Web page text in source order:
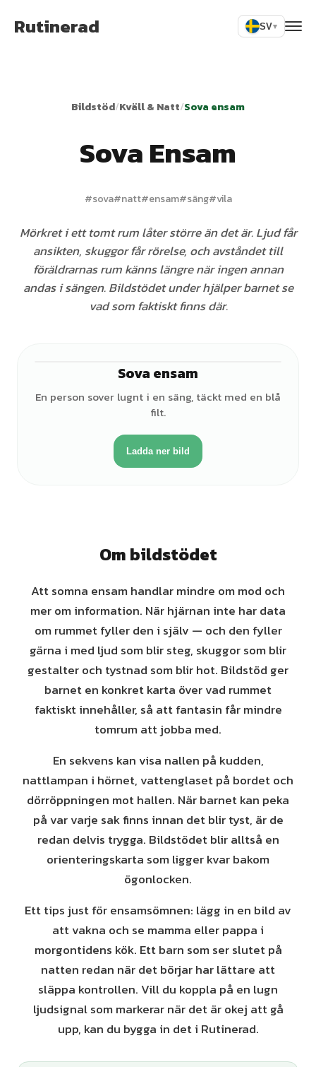
Rutinerad SV▾
Bildstöd/Kväll & Natt/Sova ensam
Sova Ensam
#sova#natt#ensam#säng#vila
Mörkret i ett tomt rum låter större än det är. Ljud får
ansikten, skuggor får rörelse, och avståndet till
föräldrarnas rum känns längre när ingen annan
andas i sängen. Bildstödet under hjälper barnet se
vad som faktiskt finns där.
Sova ensam
En person sover lugnt i en säng, täckt med en blå
filt.
Ladda ner bild
Om bildstödet
Att somna ensam handlar mindre om mod och
mer om information. När hjärnan inte har data
om rummet fyller den i själv — och den fyller
gärna i med ljud som blir steg, skuggor som blir
gestalter och tystnad som blir hot. Bildstöd ger
barnet en konkret karta över vad rummet
faktiskt innehåller, så att fantasin får mindre
tomrum att jobba med.
En sekvens kan visa nallen på kudden,
nattlampan i hörnet, vattenglaset på bordet och
dörröppningen mot hallen. När barnet kan peka
på var varje sak finns innan det blir tyst, är de
redan delvis trygga. Bildstödet blir alltså en
orienteringskarta som ligger kvar bakom
ögonlocken.
Ett tips just för ensamsömnen: lägg in en bild av
att vakna och se mamma eller pappa i
morgontidens kök. Ett barn som ser slutet på
natten redan när det börjar har lättare att
släppa kontrollen. Vill du koppla på en lugn
ljudsignal som markerar när det är okej att gå
upp, kan du bygga in det i Rutinerad.